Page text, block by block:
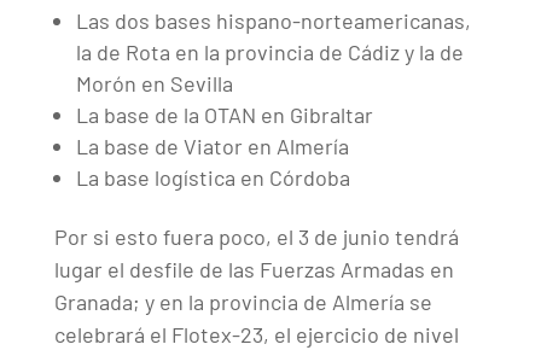
Las dos bases hispano-norteamericanas,
la de Rota en la provincia de Cádiz y la de
Morón en Sevilla
La base de la OTAN en Gibraltar
La base de Viator en Almería
La base logística en Córdoba
Por si esto fuera poco, el 3 de junio tendrá
lugar el desfile de las Fuerzas Armadas en
Granada; y en la provincia de Almería se
celebrará el Flotex-23, el ejercicio de nivel